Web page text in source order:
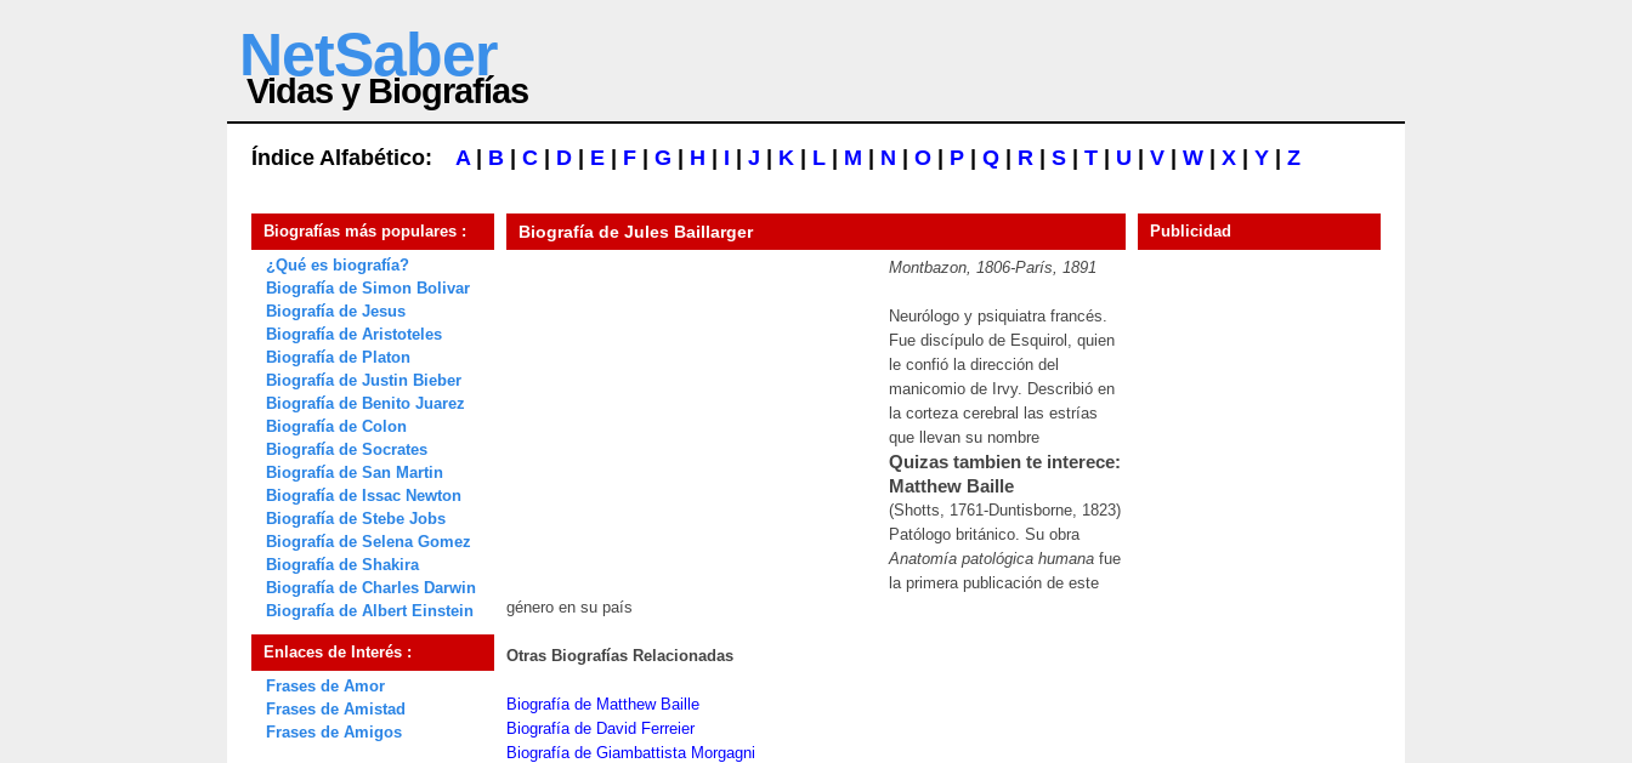
NetSaber
Vidas y Biografías
Índice Alfabético: A| B C D E F G H I J K L M N O P Q R S T U V W X Y Z
Biografías más populares :
¿Qué es biografía?
Biografía de Simon Bolivar
Biografía de Jesus
Biografía de Aristoteles
Biografía de Platon
Biografía de Justin Bieber
Biografía de Benito Juarez
Biografía de Colon
Biografía de Socrates
Biografía de San Martin
Biografía de Issac Newton
Biografía de Stebe Jobs
Biografía de Selena Gomez
Biografía de Shakira
Biografía de Charles Darwin
Biografía de Albert Einstein
Enlaces de Interés :
Frases de Amor
Frases de Amistad
Frases de Amigos
Biografía de Jules Baillarger
Montbazon, 1806-París, 1891
Neurólogo y psiquiatra francés.
Fue discípulo de Esquirol, quien
le confió la dirección del
manicomio de Irvy. Describió en
la corteza cerebral las estrías
que llevan su nombre
Quizas tambien te interece:
Matthew Baille
(Shotts, 1761-Duntisborne, 1823)
Patólogo británico. Su obra
Anatomía patológica humana fue
la primera publicación de este
género en su país
Otras Biografías Relacionadas
Biografía de Matthew Baille
Biografía de David Ferreier
Biografía de Giambattista Morgagni
Publicidad